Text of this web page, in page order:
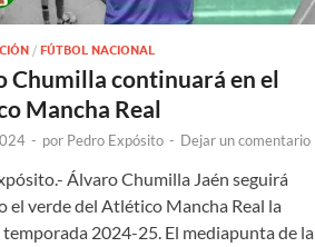
/ FÚTBOL NACIONAL
Chumilla continuará en el
Mancha Real
- por Pedro Expósito - Dejar un comentario
Álvaro Chumilla Jaén seguirá
el verde del Atlético Mancha Real la
2024-25. El mediapunta de la